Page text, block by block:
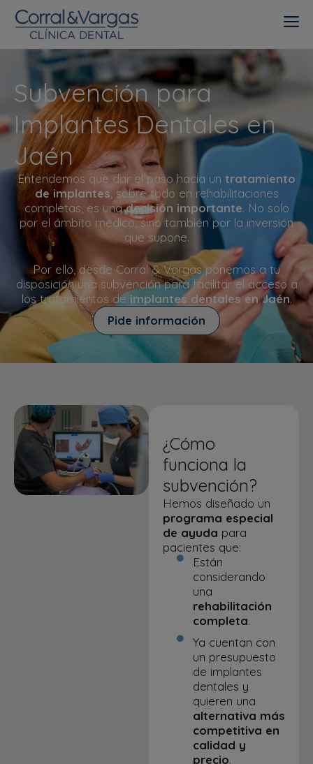
Subvención para
Implantes Dentales en
Jaén
Entendemos que dar el paso hacia un tratamiento
de implantes, sobre todo en rehabilitaciones
completas, es unadecisión importante. No solo
por el ámbito médico, sino también por la inversión
que supone.
Por ello, desde Corral & Vargas ponemos a tu
disposición una subvención para facilitar el acceso a
los tratamientos de implantes dentales en Jaén.
Pide información
¿Cómo
funciona la
subvención?
Hemos diseñado un
programa especial
de ayuda para
pacientes que:
Están
considerando
una
rehabilitación
completa.
Ya cuentan con
un presupuesto
de implantes
dentales y
quieren una
alternativa más
competitiva en
calidad y
precio.